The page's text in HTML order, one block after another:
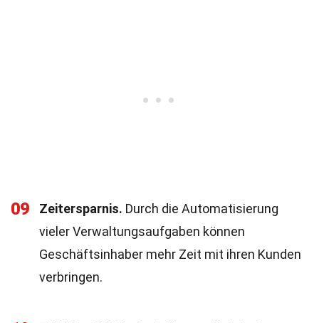
09 Zeitersparnis. Durch die Automatisierung
vieler Verwaltungsaufgaben können
Geschäftsinhaber mehr Zeit mit ihren Kunden
verbringen.